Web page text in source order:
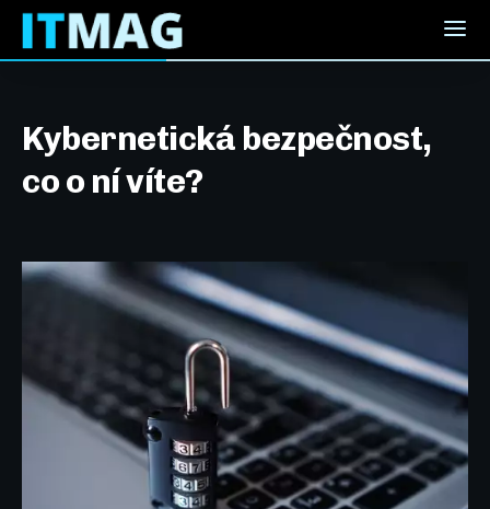
Kybernetická bezpečnost,
co o ní víte?